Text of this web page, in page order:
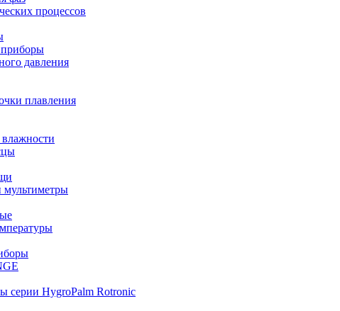
процессов
давления
плавления
мультиметры
серии HygroPalm Rotronic